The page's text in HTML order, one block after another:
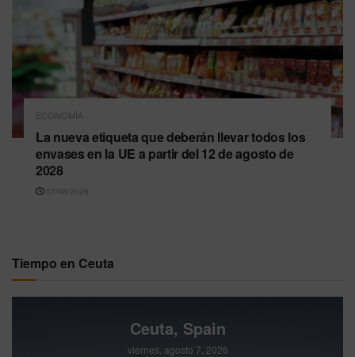
ECONOMÍA
La nueva etiqueta que deberán llevar todos los
envases en la UE a partir del 12 de agosto de
2028
07/08/2026
Tiempo en Ceuta
Ceuta, Spain
viernes, agosto 7, 2026